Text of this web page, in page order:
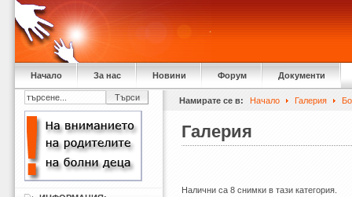
Начало За нас Новини Форум Документи
Намирате се в: Начало Галерия
Галерия
Налични са 8 снимки в тази категория.